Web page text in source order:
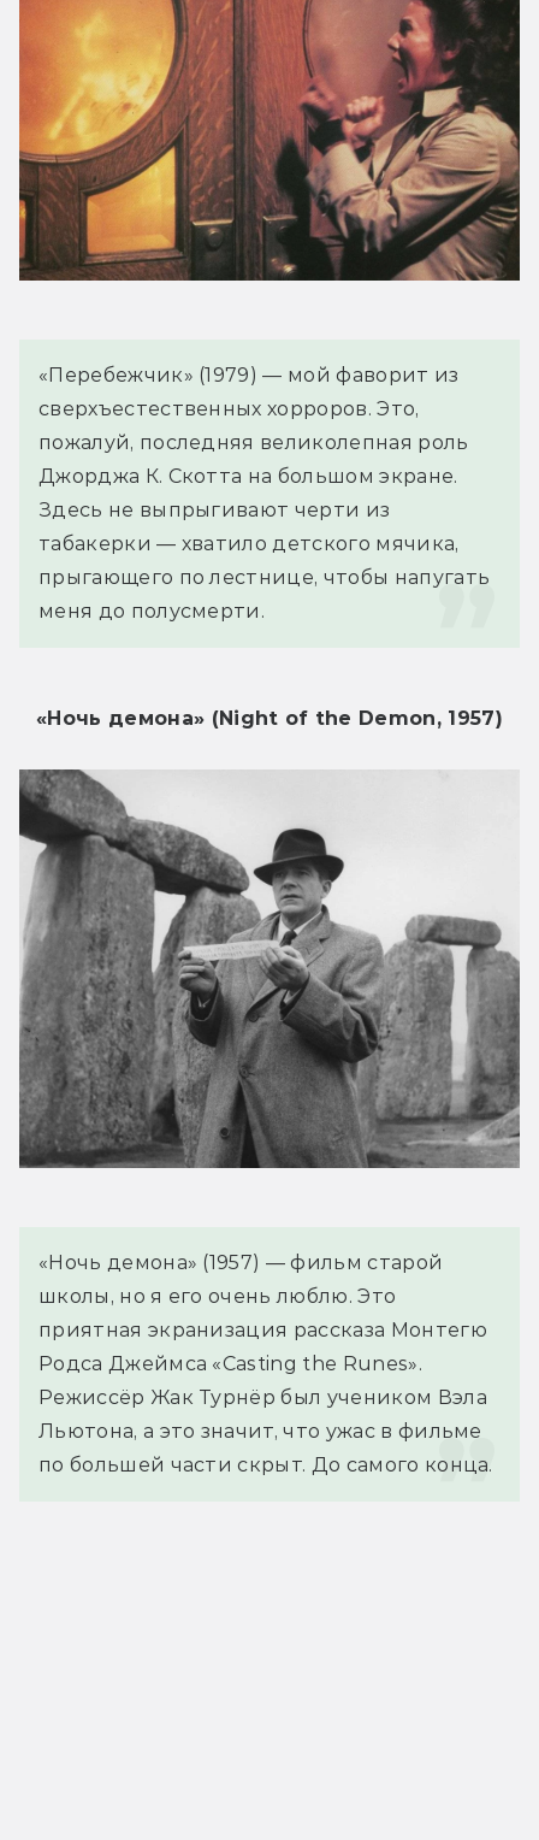
«Перебежчик» (1979) — мой фаворит из
сверхъестественных хорроров. Это,
пожалуй, последняя великолепная роль
Джорджа К. Скотта на большом экране.
Здесь не выпрыгивают черти из
табакерки — хватило детского мячика,
прыгающего по лестнице, чтобы напугать
меня до полусмерти.
«Ночь демона» (Night of the Demon, 1957)
«Ночь демона» (1957) — фильм старой
школы, но я его очень люблю. Это
приятная экранизация рассказа Монтегю
Родса Джеймса «Casting the Runes».
Режиссёр Жак Турнёр был учеником Вэла
Льютона, а это значит, что ужас в фильме
по большей части скрыт. До самого конца.